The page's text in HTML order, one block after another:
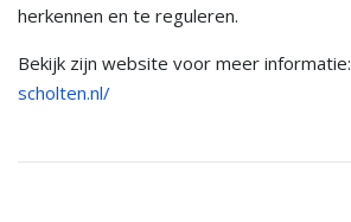
herkennen en te reguleren.
Bekijk zijn website voor meer informatie:
scholten.nl/